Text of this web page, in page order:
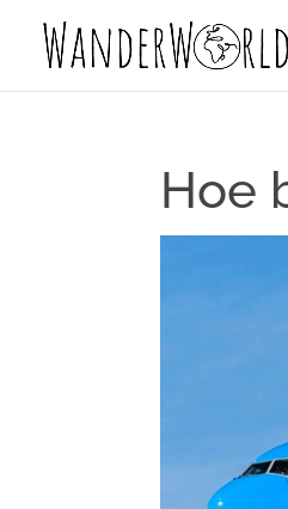
Hoe